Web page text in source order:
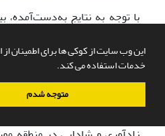
این وب سایت از کوکی ها برای اطمینان از
خدمات استفاده می کند.
متوجه شدم
با توجه به نتایج به‌دست‌آمده،
توجه به اینکه قسمت اعظم
آلی است (5) و نیز
توده دیگر است بالاتر بودن
دو توده دیگر قابل توجیه
و نتایج به‌دست‌آمده به نظر